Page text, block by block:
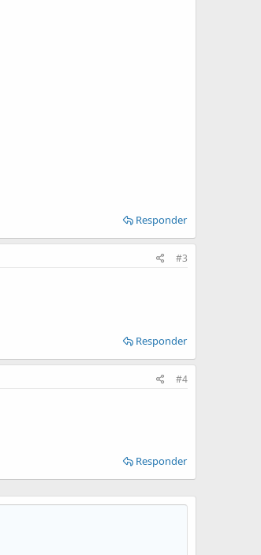
Responder
#3
Responder
#4
Responder